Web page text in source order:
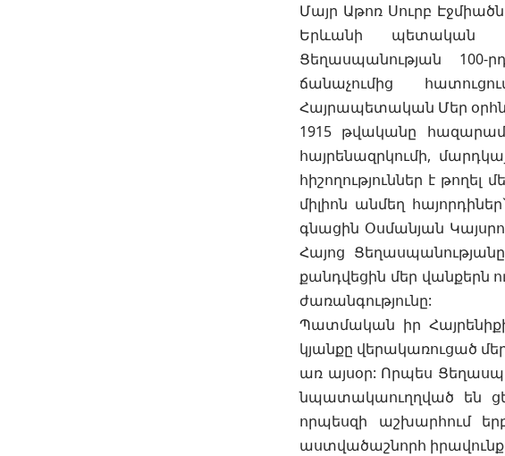
Մայր Աթոռ Սուրբ
Երևանի պետական
Ցեղասպանության 100-
ճանաչումից
Հայրապետական Մեր
1915 թվականը
հայրենազրկումի,
հիշողություններ է
միլիոն անմեղ
գնացին Օսմանյան
Հայոց
քանդվեցին մեր վանքերն
ժառանգությունը:
Պատմական իր Հայրենիքի
կյանքը վերակառուցած
առ այսօր: Որպես
նպատակաուղղված են
որպեսզի աշխարհում
աստվածաշնորհ